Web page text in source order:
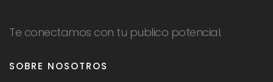
Te conectamos con tu publico potencial.
SOBRE NOSOTROS